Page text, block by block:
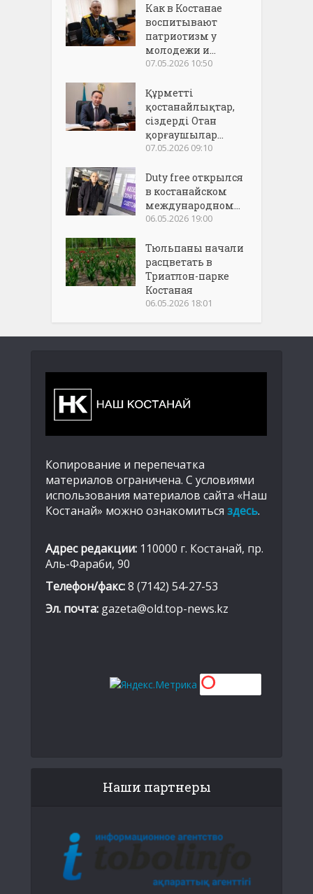
Как в Костанае
воспитывают
патриотизм у
молодежи и...
07.05.2026 10:50
Құрметті
қостанайлықтар,
сіздерді Отан
қорғаушылар...
07.05.2026 09:10
Duty free открылся
в костанайском
международном...
06.05.2026 19:00
Тюльпаны начали
расцветать в
Триатлон-парке
Костаная
06.05.2026 18:01
Копирование и перепечатка
материалов ограничена. С условиями
использования материалов сайта «Наш
Костанай» можно ознакомиться здесь.
Адрес редакции: 110000 г. Костанай, пр.
Аль-Фараби, 90
Телефон/факс:8 (7142) 54-27-53
Эл. почта: gazeta@old.top-news.kz
Наши партнеры